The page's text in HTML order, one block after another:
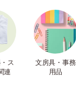
ス
連
文房具・事務
用品